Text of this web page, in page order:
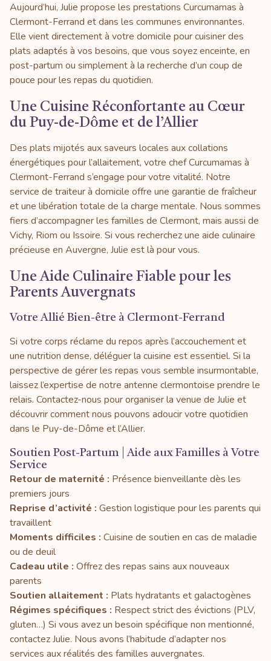
Aujourd’hui, Julie propose les prestations Curcumamas à
Clermont-Ferrand et dans les communes environnantes.
Elle vient directement à votre domicile pour cuisiner des
plats adaptés à vos besoins, que vous soyez enceinte, en
post-partum ou simplement à la recherche d’un coup de
pouce pour les repas du quotidien.
Une Cuisine Réconfortante au Cœur
du Puy-de-Dôme et de l’Allier
Des plats mijotés aux saveurs locales aux collations
énergétiques pour l’allaitement, votre chef Curcumamas à
Clermont-Ferrand s’engage pour votre vitalité. Notre
service de traiteur à domicile offre une garantie de fraîcheur
et une libération totale de la charge mentale. Nous sommes
fiers d’accompagner les familles de Clermont, mais aussi de
Vichy, Riom ou Issoire. Si vous recherchez une aide culinaire
précieuse en Auvergne, Julie est là pour vous.
Une Aide Culinaire Fiable pour les
Parents Auvergnats
Votre Allié Bien-être à Clermont-Ferrand
Si votre corps réclame du repos après l’accouchement et
une nutrition dense, déléguer la cuisine est essentiel. Si la
perspective de gérer les repas vous semble insurmontable,
laissez l’expertise de notre antenne clermontoise prendre le
relais. Contactez-nous pour organiser la venue de Julie et
découvrir comment nous pouvons adoucir votre quotidien
dans le Puy-de-Dôme et l’Allier.
Soutien Post-Partum | Aide aux Familles à Votre
Service
Retour de maternité : Présence bienveillante dès les
premiers jours
Reprise d’activité : Gestion logistique pour les parents qui
travaillent
Moments difficiles : Cuisine de soutien en cas de maladie
ou de deuil
Cadeau utile : Offrez des repas sains aux nouveaux
parents
Soutien allaitement : Plats hydratants et galactogènes
Régimes spécifiques : Respect strict des évictions (PLV,
gluten…) Si vous avez un besoin spécifique non mentionné,
contactez Julie. Nous avons l’habitude d’adapter nos
services aux réalités des familles auvergnates.